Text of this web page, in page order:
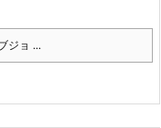
ジョ ...